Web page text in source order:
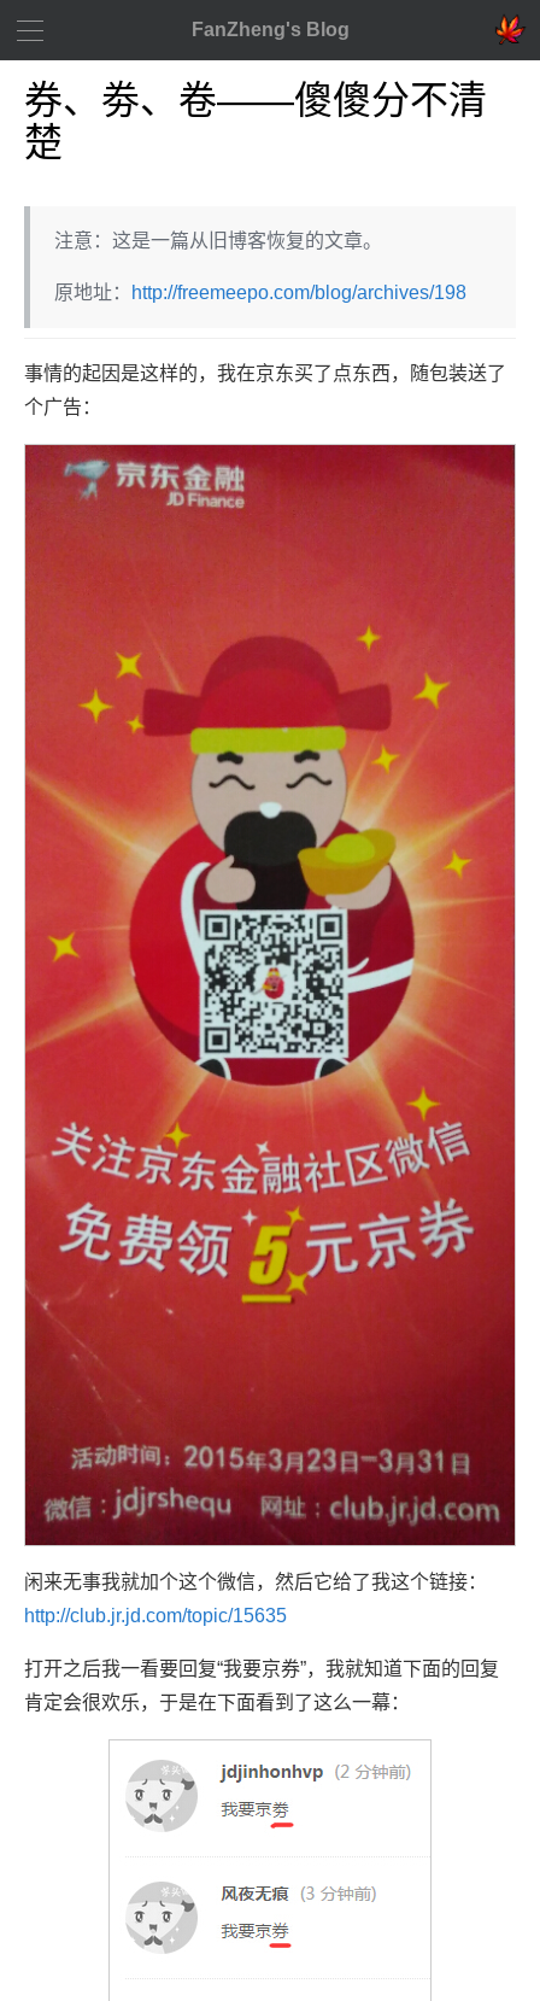
FanZheng's Blog
券、劵、卷——傻傻分不清
楚
注意：这是一篇从旧博客恢复的文章。
原地址： http://freemeepo.com/blog/archives/198
事情的起因是这样的，我在京东买了点东西，随包装送了
个广告：
闲来无事我就加个这个微信，然后它给了我这个链接：
http://club.jr.jd.com/topic/15635
打开之后我一看要回复“我要京券”，我就知道下面的回复
肯定会很欢乐，于是在下面看到了这么一幕：